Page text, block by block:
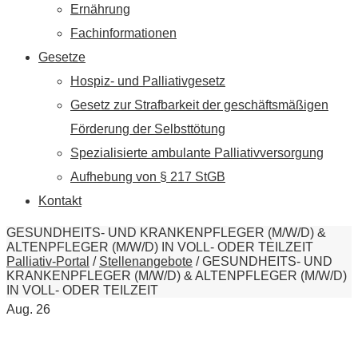
Ernährung
Fachinformationen
Gesetze
Hospiz- und Palliativgesetz
Gesetz zur Strafbarkeit der geschäftsmäßigen
Förderung der Selbsttötung
Spezialisierte ambulante Palliativversorgung
Aufhebung von § 217 StGB
Kontakt
GESUNDHEITS- UND KRANKENPFLEGER (M/W/D) &
ALTENPFLEGER (M/W/D) IN VOLL- ODER TEILZEIT
Palliativ-Portal / Stellenangebote /GESUNDHEITS- UND
KRANKENPFLEGER (M/W/D) & ALTENPFLEGER (M/W/D)
IN VOLL- ODER TEILZEIT
Aug. 26